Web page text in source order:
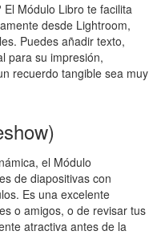
Módulo Libro te facilita
desde Lightroom,
Puedes añadir texto,
para su impresión,
recuerdo tangible sea muy
el Módulo
de diapositivas con
Es una excelente
o amigos, o de revisar tus
atractiva antes de la